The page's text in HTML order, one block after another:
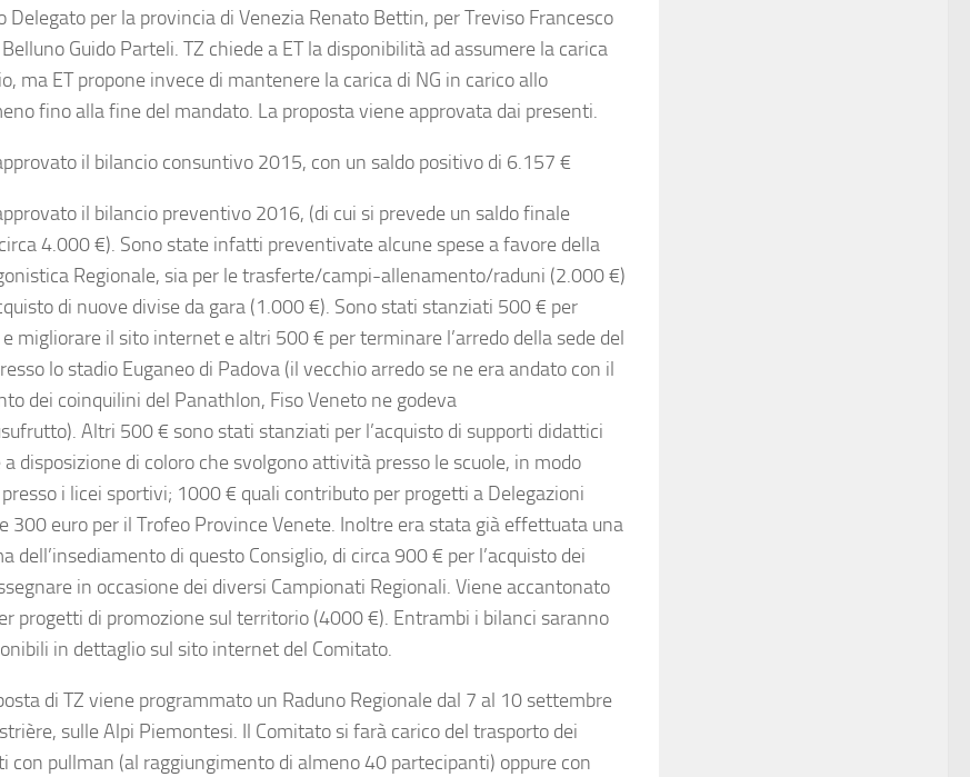
Delegato per la provincia di Venezia Renato Bettin, per Treviso Francesco
Guido Parteli. TZ chiede a ET la disponibilità ad assumere la carica
ma ET propone invece di mantenere la carica di NG in carico allo
fino alla fine del mandato. La proposta viene approvata dai presenti.
il bilancio consuntivo 2015, con un saldo positivo di 6.157 €
il bilancio preventivo 2016, (di cui si prevede un saldo finale
4.000 €). Sono state infatti preventivate alcune spese a favore della
Regionale, sia per le trasferte/campi-allenamento/raduni (2.000 €)
di nuove divise da gara (1.000 €). Sono stati stanziati 500 € per
migliorare il sito internet e altri 500 € per terminare l’arredo della sede del
lo stadio Euganeo di Padova (il vecchio arredo se ne era andato con il
dei coinquilini del Panathlon, Fiso Veneto ne godeva
Altri 500 € sono stati stanziati per l’acquisto di supporti didattici
disposizione di coloro che svolgono attività presso le scuole, in modo
i licei sportivi; 1000 € quali contributo per progetti a Delegazioni
300 euro per il Trofeo Province Venete. Inoltre era stata già effettuata una
dell’insediamento di questo Consiglio, di circa 900 € per l’acquisto dei
in occasione dei diversi Campionati Regionali. Viene accantonato
progetti di promozione sul territorio (4000 €). Entrambi i bilanci saranno
in dettaglio sul sito internet del Comitato.
di TZ viene programmato un Raduno Regionale dal 7 al 10 settembre
sulle Alpi Piemontesi. Il Comitato si farà carico del trasporto dei
con pullman (al raggiungimento di almeno 40 partecipanti) oppure con